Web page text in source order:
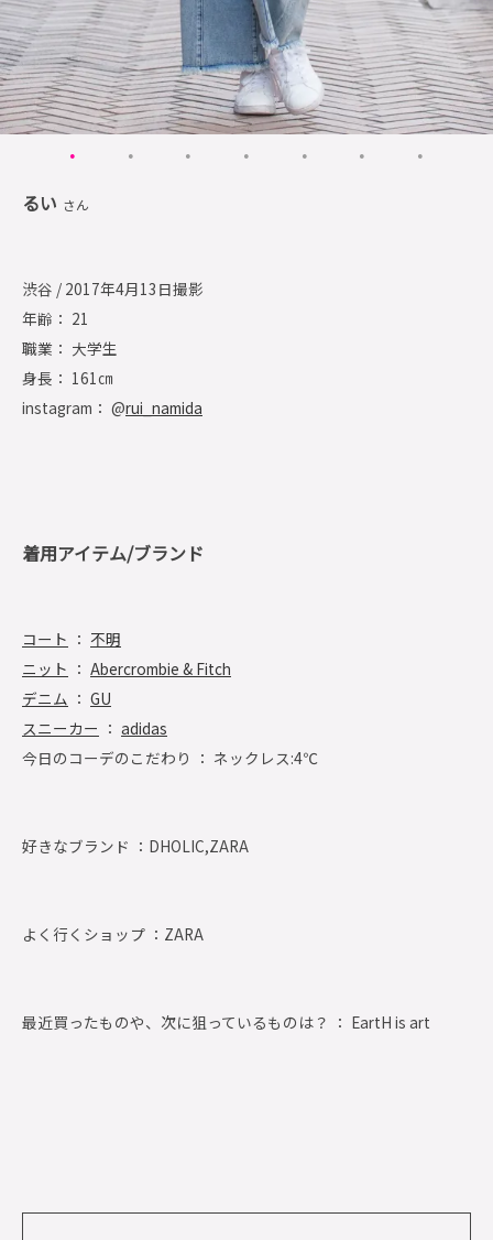
るい さん
渋谷 / 2017年4月13日撮影
年齢： 21
職業： 大学生
身長： 161㎝
instagram： @rui_namida
着用アイテム/ブランド
コート ： 不明
ニット ： Abercrombie & Fitch
デニム ： GU
スニーカー ： adidas
今日のコーデのこだわり ： ネックレス:4℃
好きなブランド ： DHOLIC,ZARA
よく行くショップ ： ZARA
最近買ったものや、次に狙っているものは？ ： EartH is art